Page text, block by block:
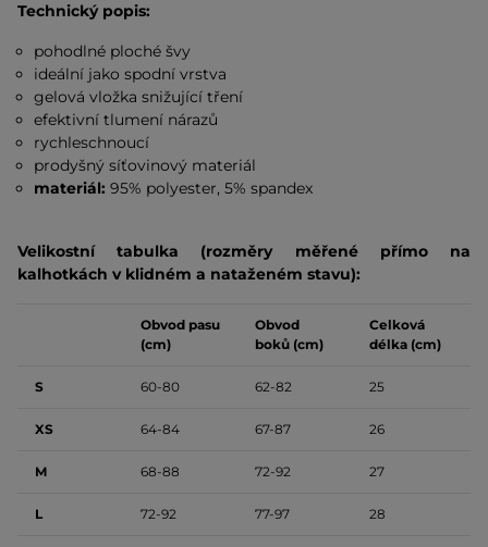
Technický popis:
pohodlné ploché švy
ideální jako spodní vrstva
gelová vložka snižující tření
efektivní tlumení nárazů
rychleschnoucí
prodyšný síťovinový materiál
materiál:95% polyester, 5% spandex
Velikostní tabulka (rozměry měřené přímo na
kalhotkách v klidném a nataženém stavu):
Obvod pasu
(cm)
Obvod
boků (cm)
Celková
délka (cm)
S 60-80 62-82 25
XS 64-84 67-87 26
M 68-88 72-92 27
L 72-92 77-97 28